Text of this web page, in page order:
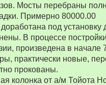
Мосты перебраны
Примерно 80000.00
под
В процессе
произведена в начале
практически новые,
прокованы.
колонка от а/м Тойота